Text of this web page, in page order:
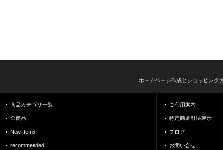
ホームページ作成とショッピング
商品カテゴリ一覧
全商品
New Items
recommended
ご利用案内
特定商取引法表示
ブログ
お問い合せ